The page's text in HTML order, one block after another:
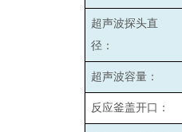
超声波探头直
径：
超声波容量：
反应釜盖开口：